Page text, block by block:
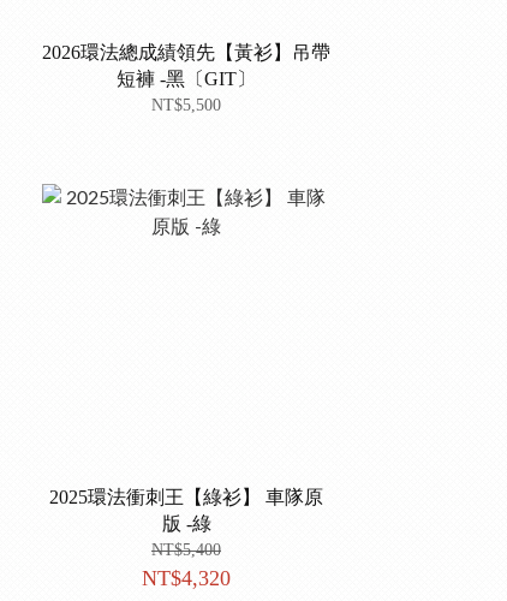
2026環法總成績領先【黃衫】吊帶
短褲 -黑〔GIT〕
NT$5,500
2025環法衝刺王【綠衫】 車隊原
版 -綠
NT$5,400
NT$4,320